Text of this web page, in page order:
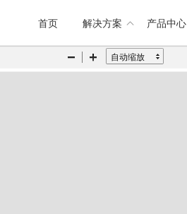
首页 解决方案 产品中心